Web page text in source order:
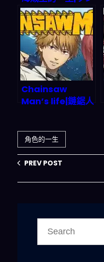
ピースの生涯
Chainsaw
Man’s life|鏈鋸人
角色的一生
PREV POST